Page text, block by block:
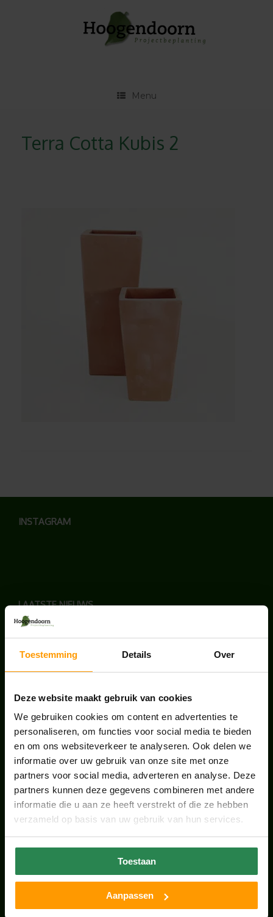
Toestemming Details Over
Deze website maakt gebruik van cookies
We gebruiken cookies om content en advertenties te
personaliseren, om functies voor social media te bieden
en om ons websiteverkeer te analyseren. Ook delen we
informatie over uw gebruik van onze site met onze
partners voor social media, adverteren en analyse. Deze
partners kunnen deze gegevens combineren met andere
informatie die u aan ze heeft verstrekt of die ze hebben
verzameld op basis van uw gebruik van hun services.
Toestaan
Aanpassen
Menu
Terra Cotta Kubis 2
INSTAGRAM
LAATSTE NIEUWS
PAKKEN WE HET AAN
augustus 7, 2026
ONS TEAM GROEIT VERDER
juni 17, 2026
Kantoorplanten Utrecht